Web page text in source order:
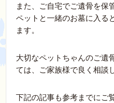
また、ご自宅でご遺骨を保
ペットと一緒のお墓に入る
ます。
大切なペットちゃんのご遺
ては、ご家族様で良く相談
下記の記事も参考までにご